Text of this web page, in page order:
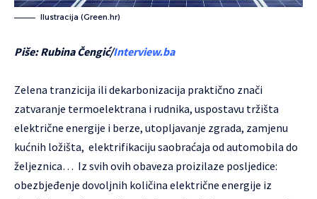
Ilustracija (Green.hr)
Piše: Rubina Čengić/Interview.ba
Zelena tranzicija ili dekarbonizacija praktično znači
zatvaranje termoelektrana i rudnika, uspostavu tržišta
električne energije i berze, utopljavanje zgrada, zamjenu
kućnih ložišta, elektrifikaciju saobraćaja od automobila do
željeznica… Iz svih ovih obaveza proizilaze posljedice:
obezbjeđenje dovoljnih količina električne energije iz